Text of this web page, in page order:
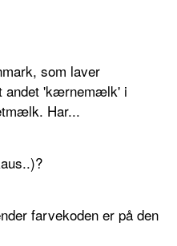
som laver
andet 'kærnemælk' i
Har...
farvekoden er på den